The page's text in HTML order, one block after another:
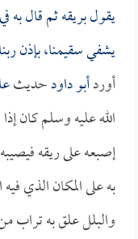
يقول بريقه ثم قال به
يشفي سقيمنا، بإذن
أوردأبو داودحديث
الله عليه وسلم كان
إصبعه على ريقه
به على المكان الذي
والبلل علق به